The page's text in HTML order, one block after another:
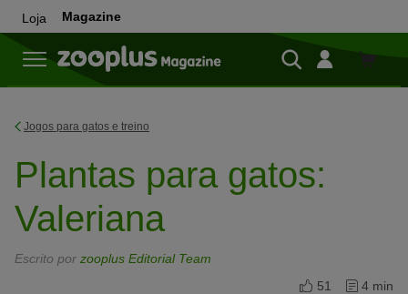
Loja Magazine
Loja
Jogos para gatos e treino
Plantas para gatos:
Valeriana
Escrito por zooplus Editorial Team
51
4 min